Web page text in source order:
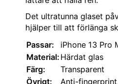
Det ultratunna glaset
hjälper till att förlänga
Passar:
iPhone 13 Pro
Material: Härdat glas
Färg:
Transparent
Övrigt:
Anti-